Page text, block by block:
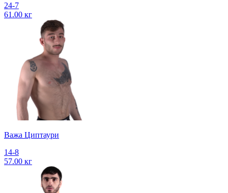
24-7
61.00 кг
Важа Циптаури
14-8
57.00 кг